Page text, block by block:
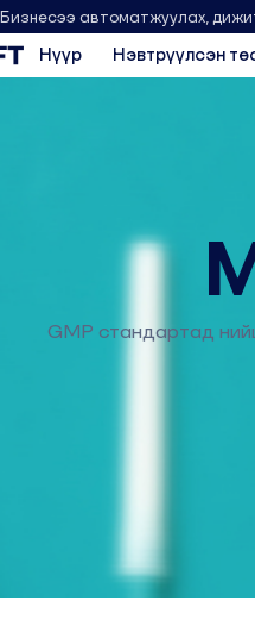
Бизнесээ автоматжуулах,
Нүүр Нэвтрүүлсэн
GMP стандартад